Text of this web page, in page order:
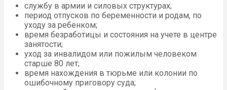
службу в армии и силовых структурах;
период отпусков по беременности и родам, по
уходу за ребенком;
время безработицы и состояния на учете в центре
занятости;
уход за инвалидом или пожилым человеком
старше 80 лет;
время нахождения в тюрьме или колонии по
ошибочному приговору суда;